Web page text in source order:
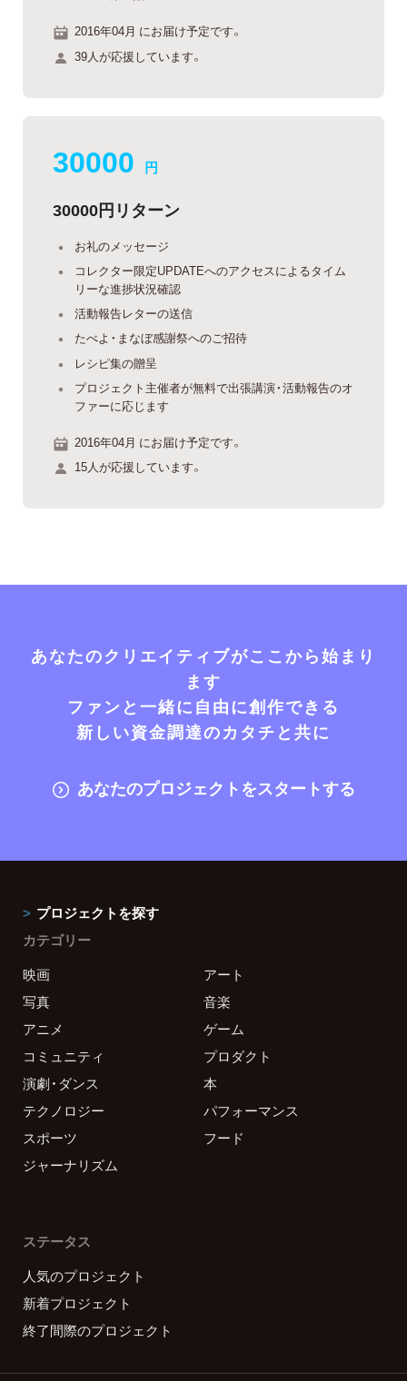
2016年04月 にお届け予定です。
39人が応援しています。
30000 円
30000円リターン
お礼のメッセージ
コレクター限定UPDATEへのアクセスによるタイム
リーな進捗状況確認
活動報告レターの送信
たべよ・まなぼ感謝祭へのご招待
レシピ集の贈呈
プロジェクト主催者が無料で出張講演・活動報告のオ
ファーに応じます
2016年04月 にお届け予定です。
15人が応援しています。
あなたのクリエイティブがここから始まり
ます
ファンと一緒に自由に創作できる
新しい資金調達のカタチと共に
あなたのプロジェクトをスタートする
プロジェクトを探す
カテゴリー
映画
アート
写真
音楽
アニメ
ゲーム
コミュニティ
プロダクト
演劇・ダンス
本
テクノロジー
パフォーマンス
スポーツ
フード
ジャーナリズム
ステータス
人気のプロジェクト
新着プロジェクト
終了間際のプロジェクト